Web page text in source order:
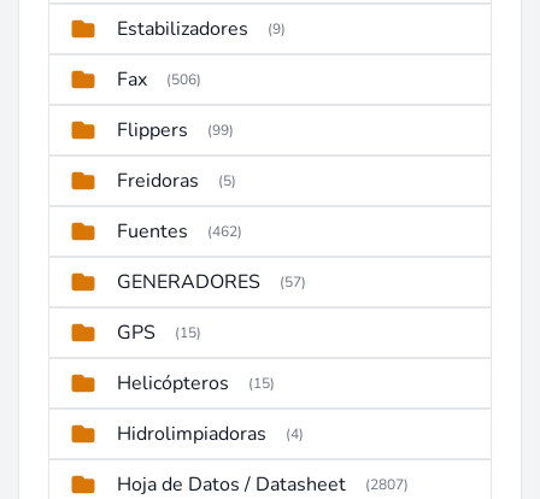
Estabilizadores (9)
Fax (506)
Flippers (99)
Freidoras (5)
Fuentes (462)
GENERADORES (57)
GPS (15)
Helicópteros (15)
Hidrolimpiadoras (4)
Hoja de Datos / Datasheet (2807)